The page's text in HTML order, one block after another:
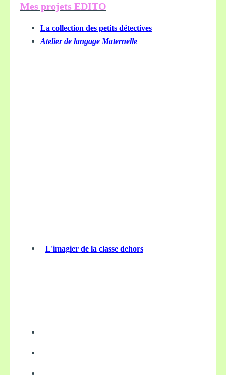
Mes projets EDITO
La collection des petits détectives
Atelier de langage Maternelle
L'imagier de la classe dehors